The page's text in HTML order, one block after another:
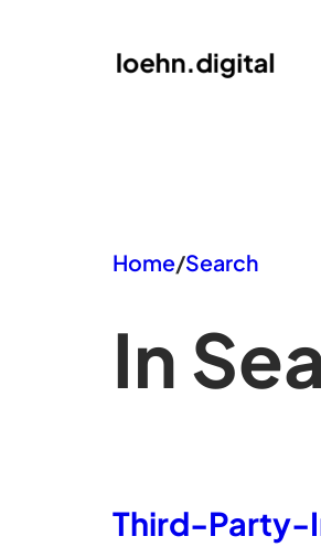
Home/Search
In
Third-Party-